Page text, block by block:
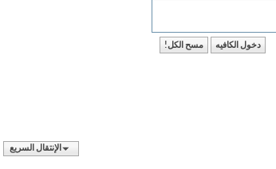
الإنتقال السريع